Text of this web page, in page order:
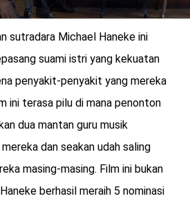
sutradara Michael Haneke ini
suami istri yang kekuatan
penyakit-penyakit yang mereka
ini terasa pilu di mana penonton
dua mantan guru musik
dan seakan udah saling
masing-masing. Film ini bukan
berhasil meraih 5 nominasi